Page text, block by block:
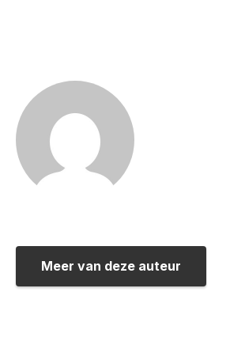
Meer van deze auteur